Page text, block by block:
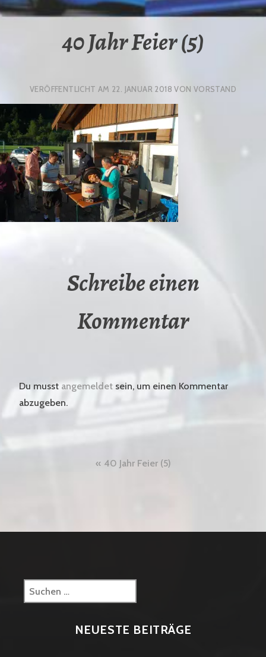
40 Jahr Feier (5)
VERÖFFENTLICHT AM 22. JANUAR 2018 VON VORSTAND
Schreibe einen
Kommentar
Du musst angemeldet sein, um einen Kommentar
abzugeben.
Beitragsnavigation
40 Jahr Feier (5)
Suchen
nach:
NEUESTE BEITRÄGE